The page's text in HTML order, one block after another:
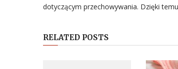
dotyczącym przechowywania. Dzięki
RELATED POSTS